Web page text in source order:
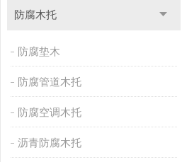
防腐木托
防腐垫木
防腐管道木托
防腐空调木托
沥青防腐木托